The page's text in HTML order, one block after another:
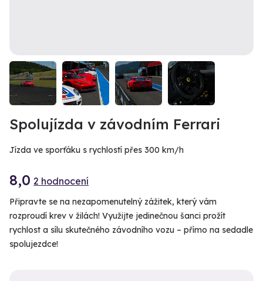
Spolujízda v závodním Ferrari
Jízda ve sporťáku s rychlostí přes 300 km/h
8,0 2 hodnocení
Připravte se na nezapomenutelný zážitek, který vám
rozproudí krev v žilách! Využijte jedinečnou šanci prožít
rychlost a sílu skutečného závodního vozu – přímo na sedadle
spolujezdce!